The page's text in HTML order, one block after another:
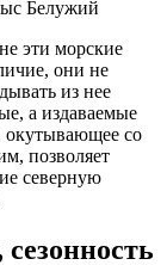
Белужий
эти морские
они не
из нее
а издаваемые
окутывающее со
позволяет
северную